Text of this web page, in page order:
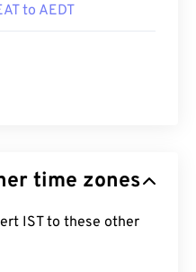
to AEDT
time zones
IST to these other